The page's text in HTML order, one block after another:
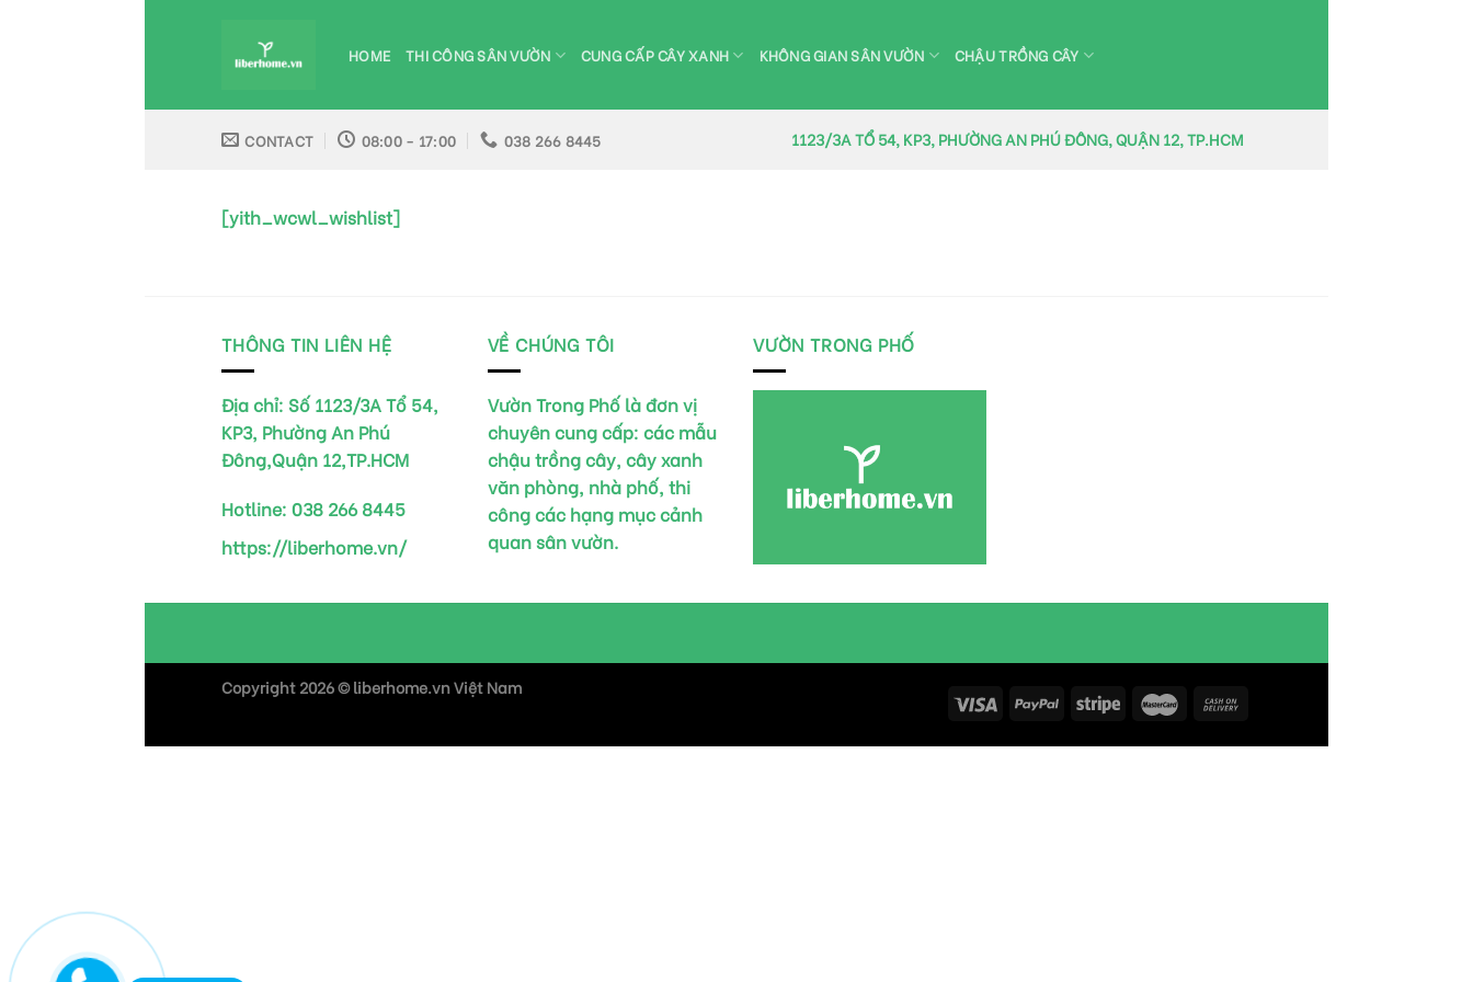
HOME THI CÔNG SÂN VƯỜN CUNG CẤP CÂY XANH KHÔNG GIAN SÂN VƯỜN CHẬU TRỒNG CÂY
CONTACT 08:00 - 17:00 038 266 8445 1123/3A TỔ 54, KP3, PHƯỜNG AN PHÚ ĐÔNG, QUẬN 12, TP.HCM
[yith_wcwl_wishlist]
THÔNG TIN LIÊN HỆ
Địa chỉ: Số 1123/3A Tổ 54,
KP3, Phường An Phú
Đông,Quận 12,TP.HCM
Hotline: 038 266 8445
https://liberhome.vn/
VỀ CHÚNG TÔI
Vườn Trong Phố là đơn vị
chuyên cung cấp: các mẫu
chậu trồng cây, cây xanh
văn phòng, nhà phố, thi
công các hạng mục cảnh
quan sân vườn.
VƯỜN TRONG PHỐ
Copyright 2026 ©liberhome.vn Việt Nam